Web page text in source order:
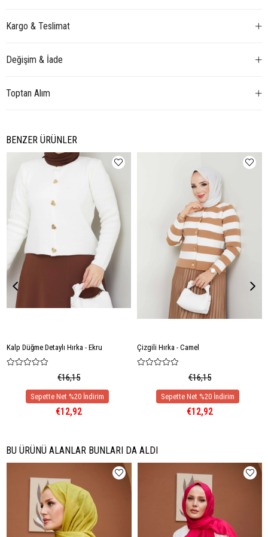
Kargo & Teslimat
Değişim & İade
Toptan Alım
BENZER ÜRÜNLER
Kalp Düğme Detaylı Hırka - Ekru
€16,15
€12,92
Çizgili Hırka - Camel
€16,15
€12,92
BU ÜRÜNÜ ALANLAR BUNLARI DA ALDI